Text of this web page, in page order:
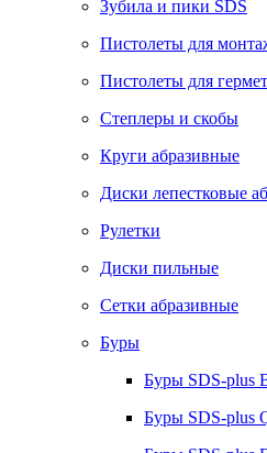
Зубила и пики SDS
Пистолеты для
Пистолеты для
Степлеры и скобы
Круги абразивные
Диски лепестковые
Рулетки
Диски пильные
Сетки абразивные
Буры
Буры SDS-plus
Буры SDS-plus